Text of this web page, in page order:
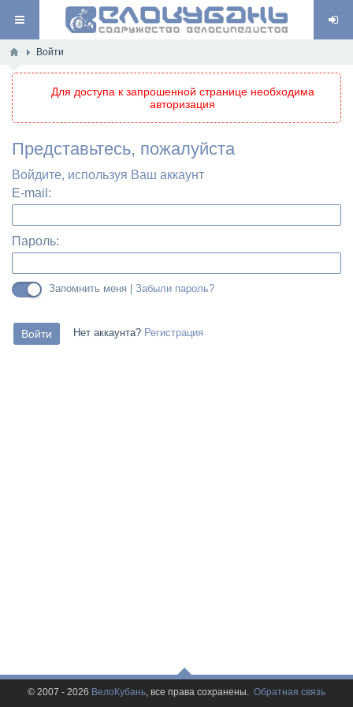
Войти
Для доступа к запрошенной странице необходима
авторизация
Представьтесь, пожалуйста
Войдите, используя Ваш аккаунт
E-mail:
Пароль:
Запомнить меня | Забыли пароль?
Нет аккаунта? Регистрация
© 2007 - 2026 ВелоКубань, все права сохранены. Обратная связь